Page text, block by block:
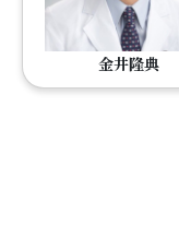
金井隆典